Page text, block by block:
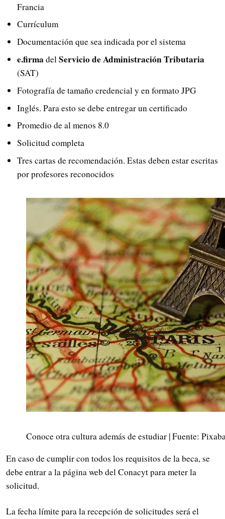
Francia
Currículum
Documentación que sea indicada por el sistema
e.firma delServicio de Administración Tributaria
(SAT)
Fotografía de tamaño credencial y en formato JPG
Inglés. Para esto se debe entregar un certificado
Promedio de al menos 8.0
Solicitud completa
Tres cartas de recomendación. Estas deben estar escritas
por profesores reconocidos
Conoce otra cultura además de estudiar | Fuente:
En caso de cumplir con todos los requisitos de la beca, se
debe entrar a la página web del Conacyt para meter la
solicitud.
La fecha límite para la recepción de solicitudes será el